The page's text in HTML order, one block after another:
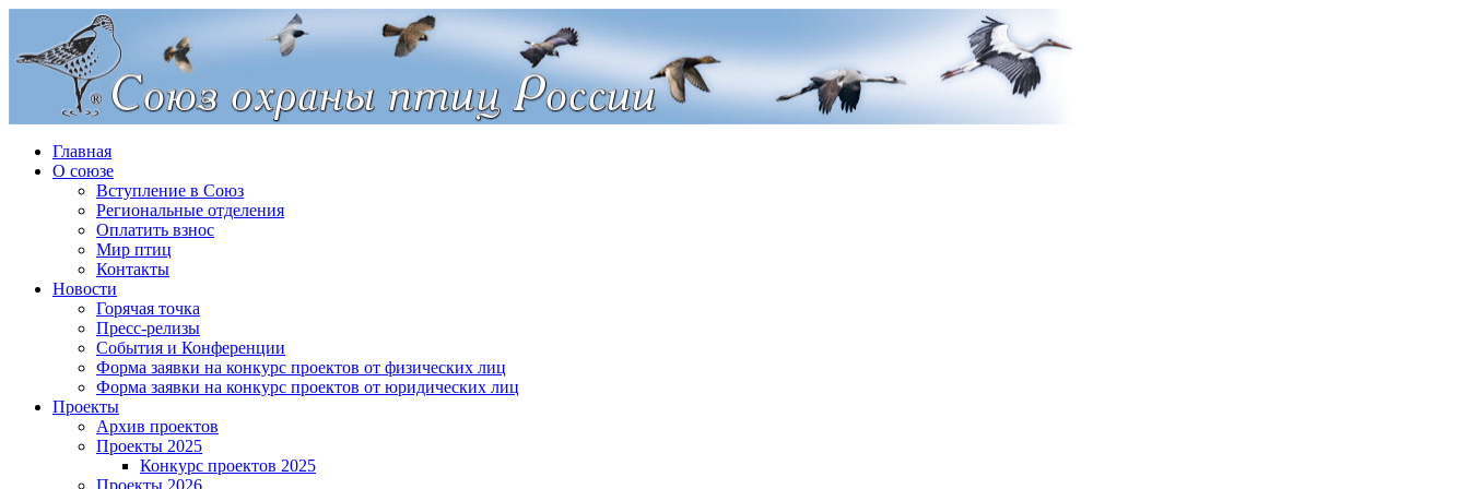
Главная
О союзе
Вступление в Союз
Региональные отделения
Оплатить взнос
Мир птиц
Контакты
Новости
Горячая точка
Пресс-релизы
События и Конференции
Форма заявки на конкурс проектов от физических лиц
Форма заявки на конкурс проектов от юридических лиц
Проекты
Архив проектов
Проекты 2025
Конкурс проектов 2025
Проекты 2026